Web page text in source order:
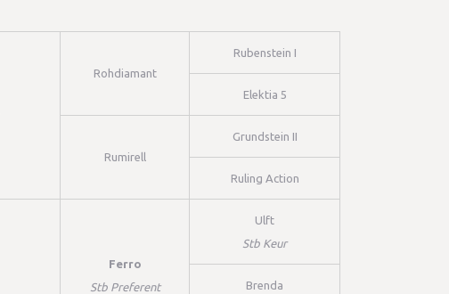
Rohdiamant
Rubenstein I
Elektia 5
Rumirell
Grundstein II
Ruling Action
Ferro
Stb Preferent
Ulft
Stb Keur
Brenda